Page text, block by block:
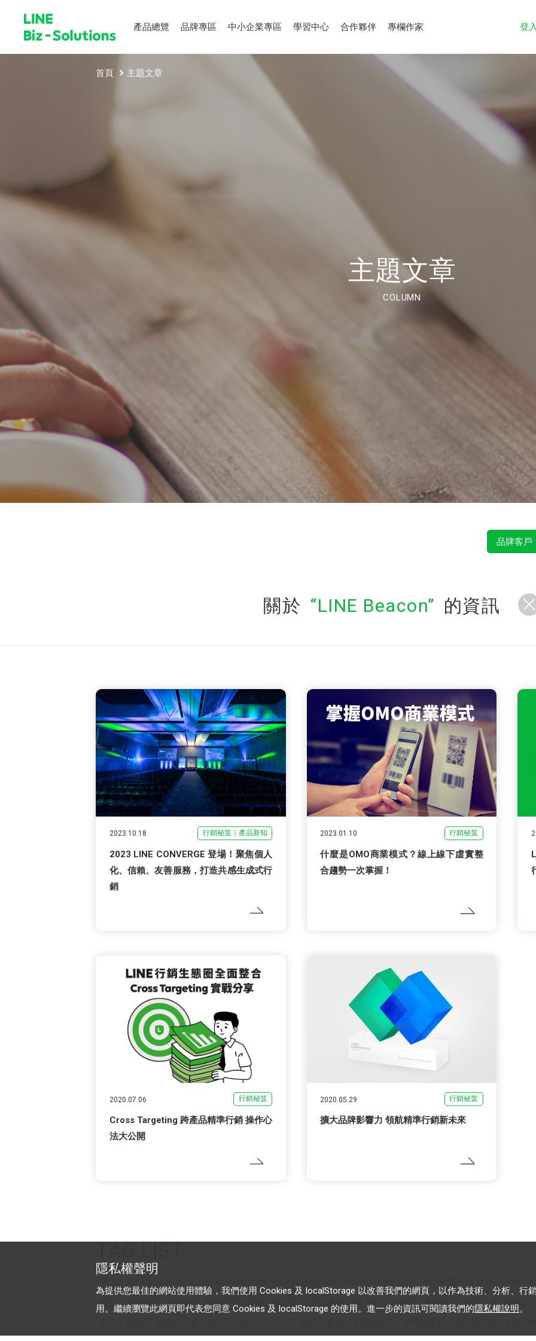
產品總覽 品牌專區 中小企業專區 學習中心 合作夥伴 專欄作家 登
首頁 主題文章
主題文章
COLUMN
品牌客戶
關於 LINE Beacon 的資訊
2023.10.18 行銷秘笈｜產品新知
2023 LINE CONVERGE 登場！聚焦個人
化、信賴、友善服務，打造共感生成式行
銷
2023.01.10 行銷秘笈
什麼是OMO商業模式？線上線下虛實整
合趨勢一次掌握！
2020.07.06 行銷秘笈
Cross Targeting 跨產品精準行銷 操作心
法大公開
2020.05.29 行銷秘笈
擴大品牌影響力 領航精準行銷新未來
TAG LIST
官方技術夥伴
LINE官方帳號外掛模組 LINE 保證型廣告 LINE 官方帳號 LINE POINTS
LINE官
隱私權聲明
為提供您最佳的網站使用體驗，我們使用 Cookies 及 localStorage 以改善我們的網頁，以作為技術、分析、行
用。繼續瀏覽此網頁即代表您同意 Cookies 及 localStorage 的使用。進一步的資訊可閱讀我們的隱私權說明。